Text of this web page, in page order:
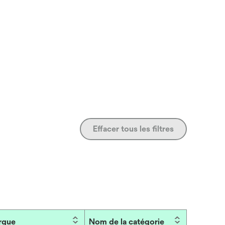
Effacer tous les filtres
Nom de la catégorie